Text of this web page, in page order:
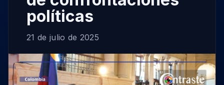
políticas
21 de julio de 2025